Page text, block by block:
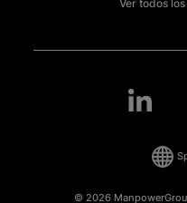
Ver todos
© 2026